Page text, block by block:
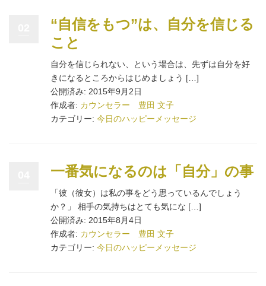
“自信をもつ”は、自分を信じる
こと
自分を信じられない、という場合は、先ずは自分を好
きになるところからはじめましょう […]
公開済み: 2015年9月2日
作成者: カウンセラー 豊田 文子
カテゴリー: 今日のハッピーメッセージ
一番気になるのは「自分」の事
「彼（彼女）は私の事をどう思っているんでしょう
か？」 相手の気持ちはとても気にな […]
公開済み: 2015年8月4日
作成者: カウンセラー 豊田 文子
カテゴリー: 今日のハッピーメッセージ